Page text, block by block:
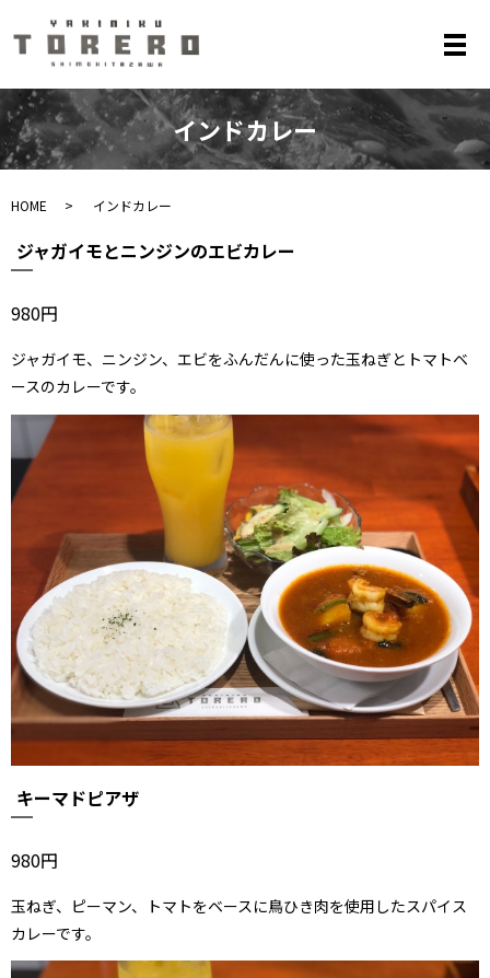
メ
インドカレー
HOME インドカレー
ジャガイモとニンジンのエビカレー
980円
ジャガイモ、ニンジン、エビをふんだんに使った玉ねぎとトマトベ
ースのカレーです。
キーマドピアザ
980円
玉ねぎ、ピーマン、トマトをベースに鳥ひき肉を使用したスパイス
カレーです。